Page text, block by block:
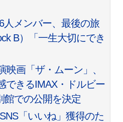
人メンバー、最後の旅
B）「一生大切にでき
映画「ザ・ムーン」、
できるIMAX・ドルビー
館での公開を決定
「いいね」獲得のた